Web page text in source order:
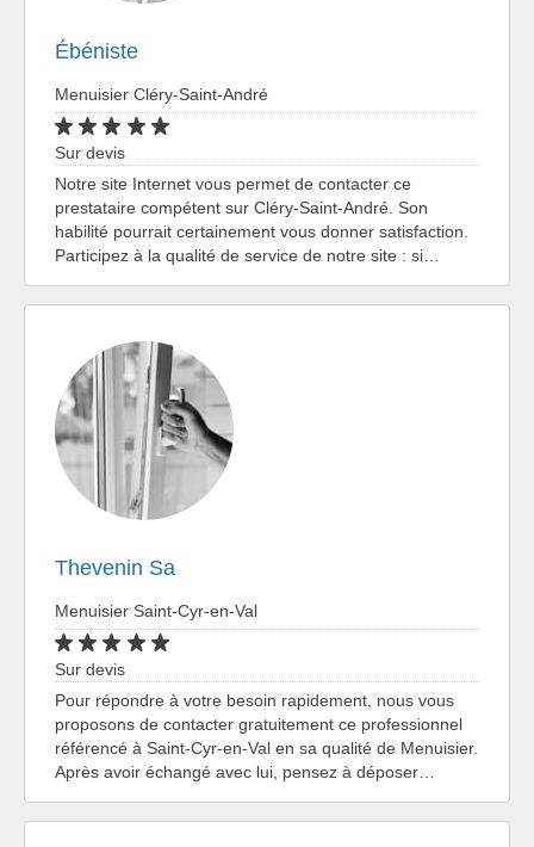
Ébéniste
Menuisier Cléry-Saint-André
Sur devis
Notre site Internet vous permet de contacter ce
prestataire compétent sur Cléry-Saint-André. Son
habilité pourrait certainement vous donner satisfaction.
Participez à la qualité de service de notre site : si…
Thevenin Sa
Menuisier Saint-Cyr-en-Val
Sur devis
Pour répondre à votre besoin rapidement, nous vous
proposons de contacter gratuitement ce professionnel
référencé à Saint-Cyr-en-Val en sa qualité de Menuisier.
Après avoir échangé avec lui, pensez à déposer…